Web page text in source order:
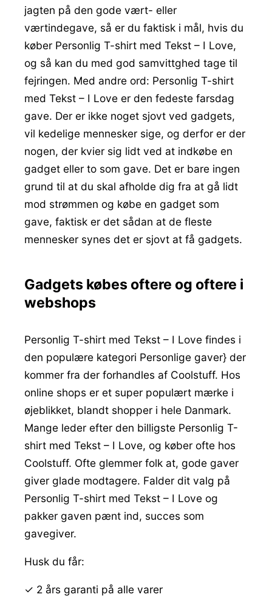
jagten på den gode vært- eller
værtindegave, så er du faktisk i mål, hvis du
køber Personlig T-shirt med Tekst – I Love,
og så kan du med god samvittghed tage til
fejringen. Med andre ord: Personlig T-shirt
med Tekst – I Love er den fedeste farsdag
gave. Der er ikke noget sjovt ved gadgets,
vil kedelige mennesker sige, og derfor er der
nogen, der kvier sig lidt ved at indkøbe en
gadget eller to som gave. Det er bare ingen
grund til at du skal afholde dig fra at gå lidt
mod strømmen og købe en gadget som
gave, faktisk er det sådan at de fleste
mennesker synes det er sjovt at få gadgets.
Gadgets købes oftere og oftere i
webshops
Personlig T-shirt med Tekst – I Love findes i
den populære kategori Personlige gaver} der
kommer fra der forhandles af Coolstuff. Hos
online shops er et super populært mærke i
øjeblikket, blandt shopper i hele Danmark.
Mange leder efter den billigste Personlig T-
shirt med Tekst – I Love, og køber ofte hos
Coolstuff. Ofte glemmer folk at, gode gaver
giver glade modtagere. Falder dit valg på
Personlig T-shirt med Tekst – I Love og
pakker gaven pænt ind, succes som
gavegiver.
Husk du får:
✓ 2 års garanti på alle varer